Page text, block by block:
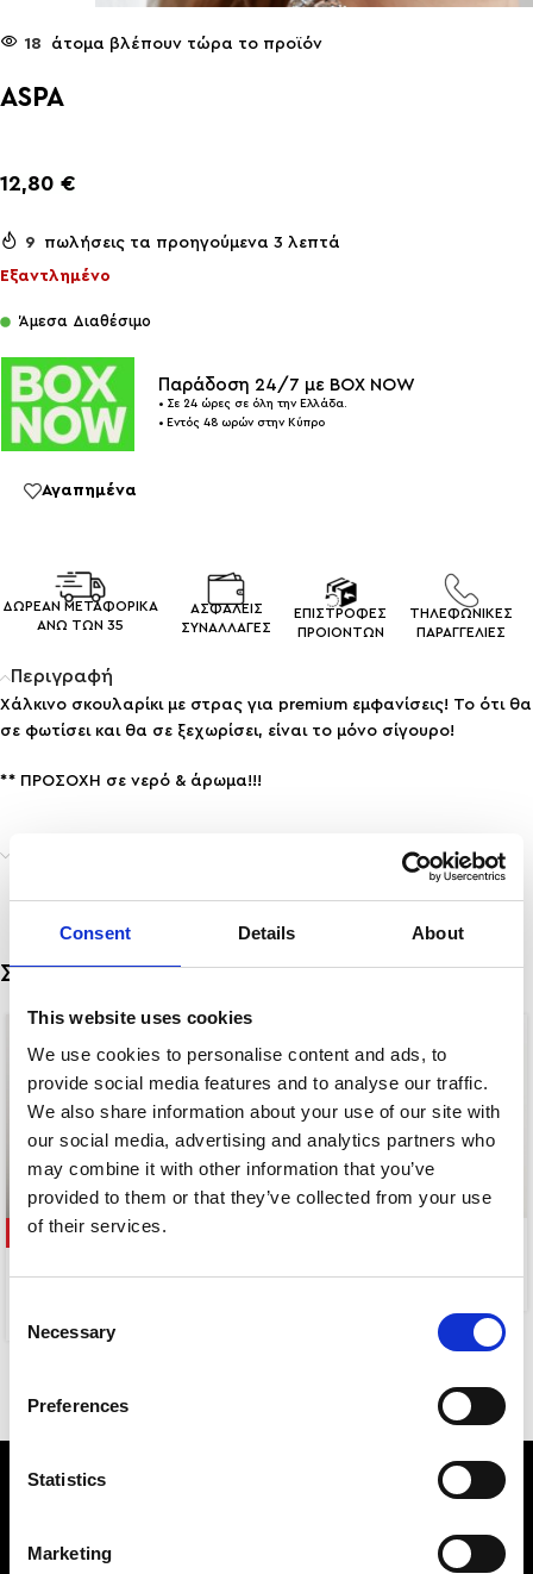
Consent Details About
This website uses cookies
We use cookies to personalise content and ads, to
provide social media features and to analyse our traffic.
We also share information about your use of our site with
our social media, advertising and analytics partners who
may combine it with other information that you’ve
provided to them or that they’ve collected from your use
of their services.
Selection
Necessary
Preferences
Statistics
Marketing
18 άτομα βλέπουν τώρα το προϊόν
ASPA
12,80 €
9
πωλήσεις τα προηγούμενα 3 λεπτά
Εξαντλημένο
Άμεσα Διαθέσιμο
Παράδοση 24/7 με BOX NOW
• Σε 24 ώρες σε όλη την Ελλάδα.
• Εντός 48 ωρών στην Κύπρο
Αγαπημένα
ΔΩΡΕΑΝ ΜΕΤΑΦΟΡΙΚΑ
ΑΝΩ ΤΩΝ 35
ΑΣΦΑΛΕΙΣ
ΣΥΝΑΛΛΑΓEΣ
ΕΠΙΣΤΡΟΦΕΣ
ΠΡΟΙΟΝΤΩΝ
ΤΗΛΕΦΩΝΙΚΕΣ
ΠΑΡΑΓΓΕΛΙΕΣ
Περιγραφή
Χάλκινο σκουλαρίκι με στρας για premium εμφανίσεις! Το ότι θα
σε φωτίσει και θα σε ξεχωρίσει, είναι το μόνο σίγουρο!
** ΠΡΟΣΟΧΗ σε νερό & άρωμα!!!
Σχετικά προϊόντα
-63%